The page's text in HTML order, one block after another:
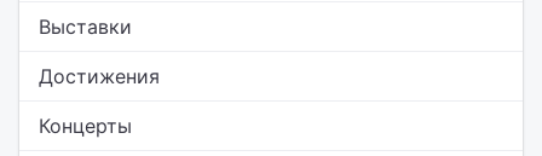
Выставки
Достижения
Концерты